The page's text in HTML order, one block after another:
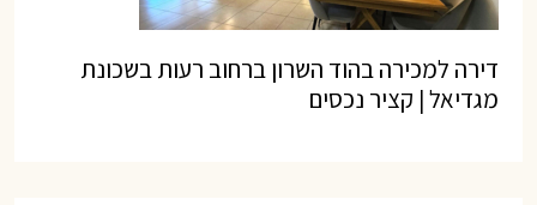
דירה למכירה בהוד השרון ברחוב רעות בשכונת
מגדיאל | קציר נכסים